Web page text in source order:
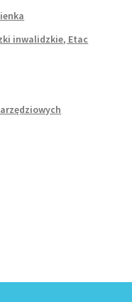
inwalidzkie, Etac